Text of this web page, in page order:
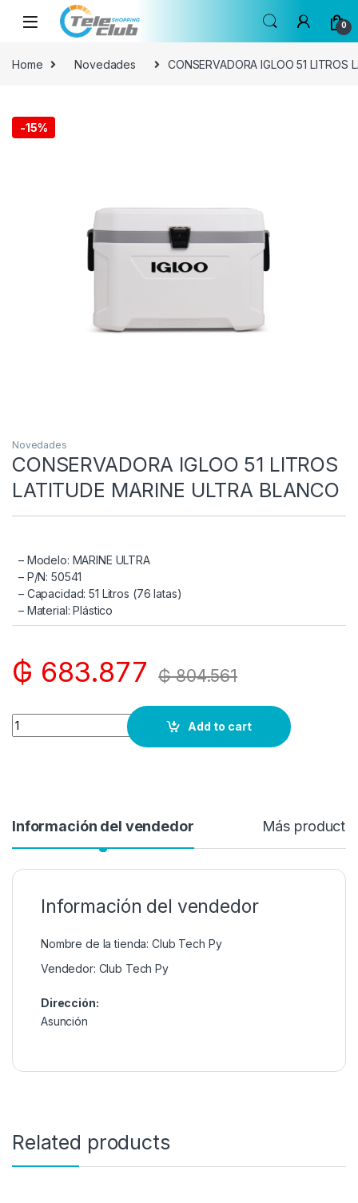
Skip to navigation
Skip to content
0
Home Novedades CONSERVADORA IGLOO 51 LITROS
-15%
Novedades
CONSERVADORA IGLOO 51 LITROS
LATITUDE MARINE ULTRA BLANCO
– Modelo: MARINE ULTRA
– P/N: 50541
– Capacidad: 51 Litros (76 latas)
– Material: Plástico
₲ 683.877 ₲804.561
Quantity
Add to cart
Información del vendedor Más
Información del vendedor
Nombre de la tienda: Club Tech Py
Vendedor: Club Tech Py
Dirección:
Asunción
Related products